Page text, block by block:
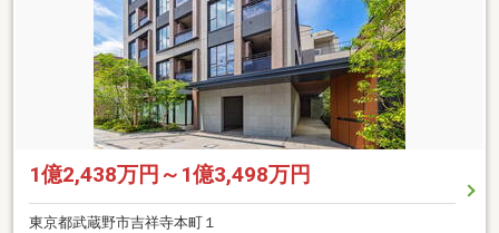
1億2,438万円～1億3,498万円
東京都武蔵野市吉祥寺本町１